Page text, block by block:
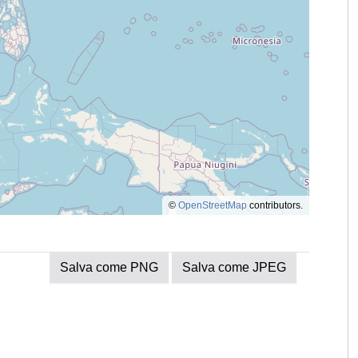
© OpenStreetMap contributors.
Salva come PNG Salva come JPEG